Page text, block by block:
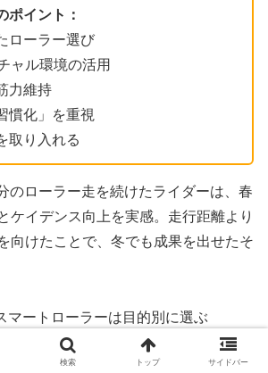
ポイント：
ローラー選び
ャル環境の活用
力維持
慣化」を重視
取り入れる
のローラー走を続けたライダーは、春
ケイデンス向上を実感。走行距離より
向けたことで、冬でも成果を出せたそ
マートローラーは目的別に選ぶ
で継続が容易に
検索 トップ サイドバー